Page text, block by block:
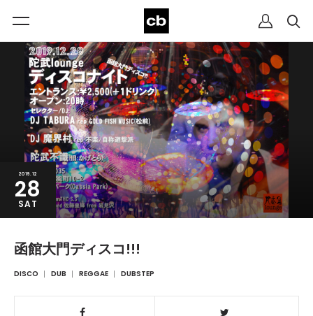
2019.12
28
SAT
函館大門ディスコ!!!
DISCO DUB REGGAE DUBSTEP